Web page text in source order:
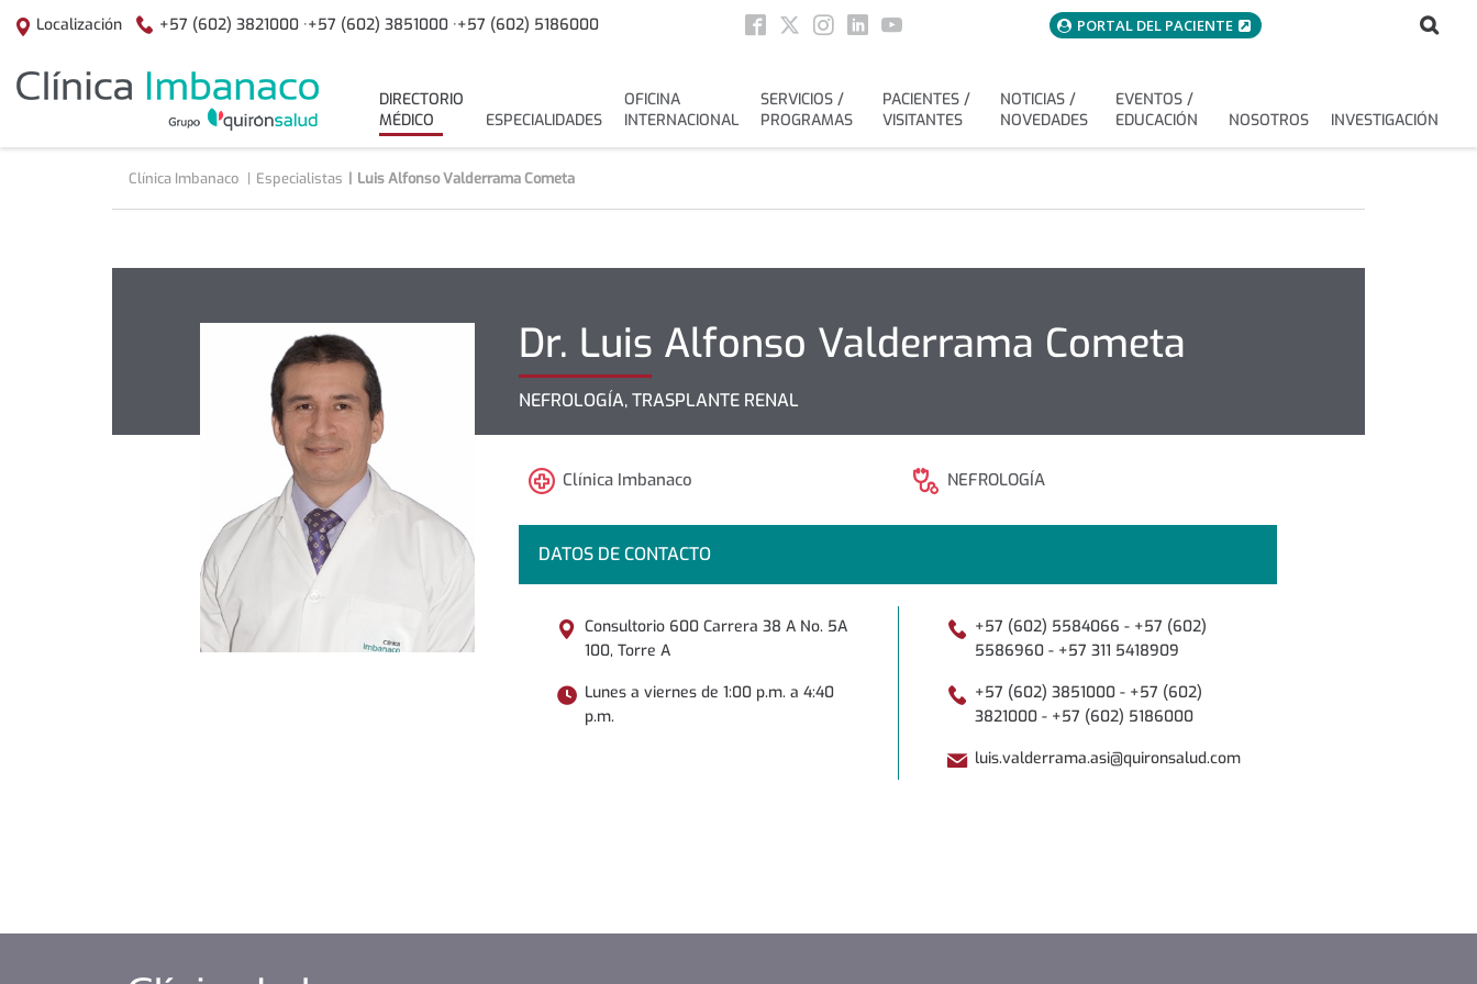
Localización +57 (602) 3821000 ·+57 (602) 3851000 ·+57 (602) 5186000
Social
menuAcceso
PORTAL DEL PACIENTE
Buscar
DIRECTORIO
MÉDICO
ESPECIALIDADES
OFICINA
INTERNACIONAL
SERVICIOS /
PROGRAMAS
PACIENTES /
VISITANTES
NOTICIAS /
NOVEDADES
EVENTOS /
EDUCACIÓN
NOSOTROS INVESTIGACIÓN
Clínica Imbanaco Especialistas Luis Alfonso Valderrama Cometa
Dr. Luis Alfonso Valderrama Cometa
NEFROLOGÍA, TRASPLANTE RENAL
Clínica Imbanaco NEFROLOGÍA
DATOS DE CONTACTO
Consultorio 600 Carrera 38 A No. 5A
100, Torre A
Lunes a viernes de 1:00 p.m. a 4:40
p.m.
+57 (602) 5584066 - +57 (602)
5586960 - +57 311 5418909
+57 (602) 3851000 - +57 (602)
3821000 - +57 (602) 5186000
luis.valderrama.asi@quironsalud.com